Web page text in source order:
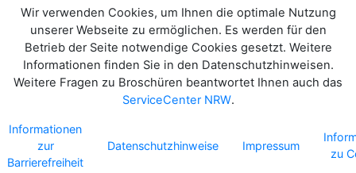
Wir verwenden Cookies, um Ihnen die optimale Nutzung
unserer Webseite zu ermöglichen. Es werden für den
Betrieb der Seite notwendige Cookies gesetzt. Weitere
Informationen finden Sie in den Datenschutzhinweisen.
Weitere Fragen zu Broschüren beantwortet Ihnen auch das
ServiceCenter NRW.
Informationen
zur
Barrierefreiheit
Datenschutzhinweise Impressum
zu